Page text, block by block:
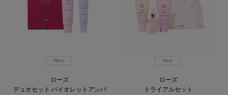
New
ローズ
デュオセット バイオレットアンバ
New
ローズ
トライアルセット